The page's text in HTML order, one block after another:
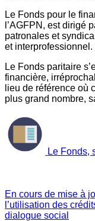
Le Fonds pour le
l’AGFPN, est dirigé
patronales et
et interprofessionnel.
Le Fonds paritaire
financière,
lieu de référence où
plus grand nombre,
Le Fonds,
En cours de mise à
l’utilisation des
dialogue social